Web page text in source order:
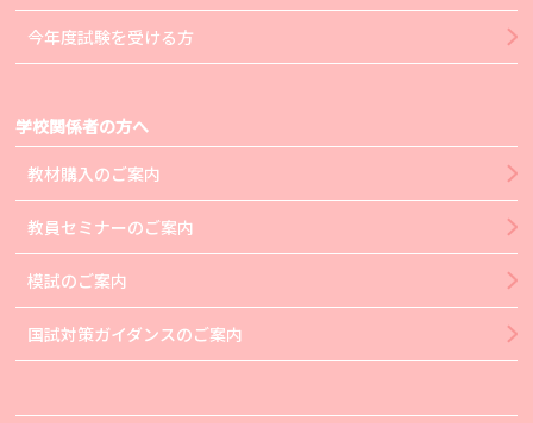
今年度試験を受ける方
学校関係者の方へ
教材購入のご案内
教員セミナーのご案内
模試のご案内
国試対策ガイダンスのご案内